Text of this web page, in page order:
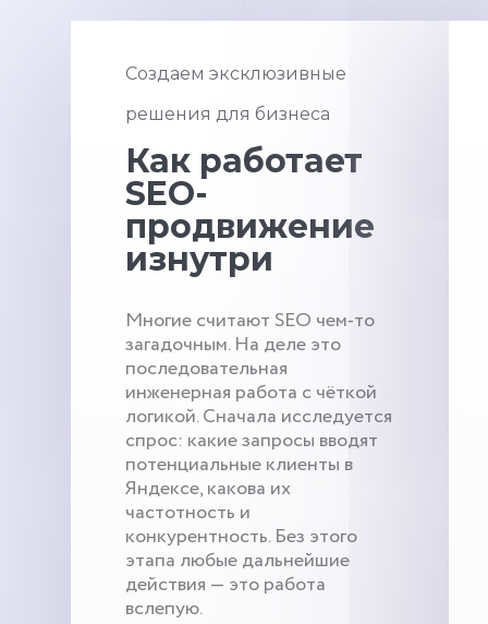
Создаем эксклюзивные
решения для бизнеса
Как работает
SEO-
продвижение
изнутри
Многие считают SEO чем-то
загадочным. На деле это
последовательная
инженерная работа с чёткой
логикой. Сначала исследуется
спрос: какие запросы вводят
потенциальные клиенты в
Яндексе, какова их
частотность и
конкурентность. Без этого
этапа любые дальнейшие
действия — это работа
вслепую.